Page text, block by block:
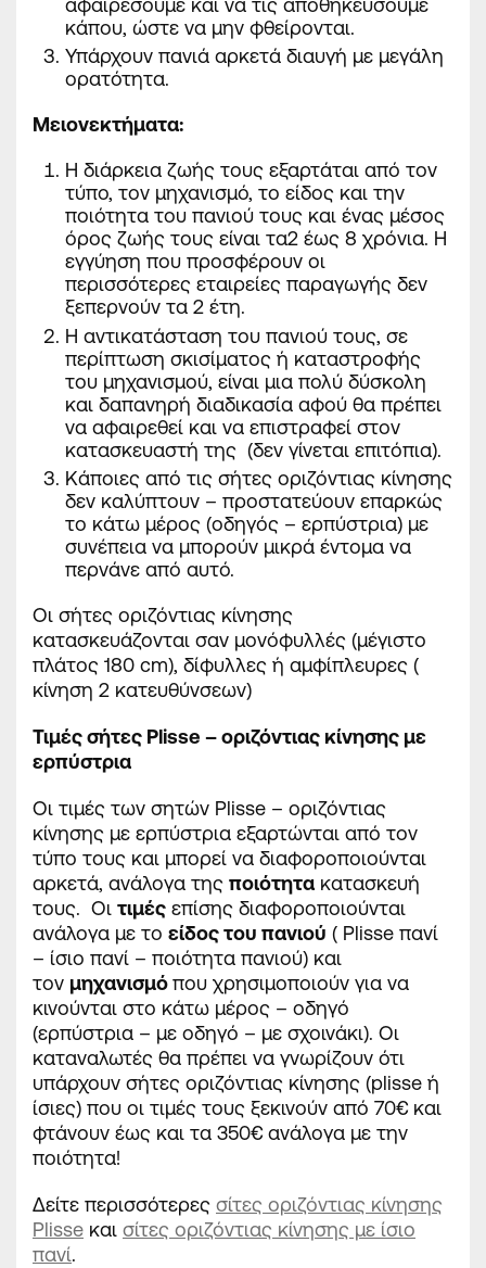
αφαιρέσουμε και να τις αποθηκεύσουμε
κάπου, ώστε να μην φθείρονται.
Υπάρχουν πανιά αρκετά διαυγή με μεγάλη
ορατότητα.
Μειονεκτήματα:
Η διάρκεια ζωής τους εξαρτάται από τον
τύπο, τον μηχανισμό, το είδος και την
ποιότητα του πανιού τους και ένας μέσος
όρος ζωής τους είναι τα2 έως 8 χρόνια. Η
εγγύηση που προσφέρουν οι
περισσότερες εταιρείες παραγωγής δεν
ξεπερνούν τα 2 έτη.
Η αντικατάσταση του πανιού τους, σε
περίπτωση σκισίματος ή καταστροφής
του μηχανισμού, είναι μια πολύ δύσκολη
και δαπανηρή διαδικασία αφού θα πρέπει
να αφαιρεθεί και να επιστραφεί στον
κατασκευαστή της (δεν γίνεται επιτόπια).
Κάποιες από τις σήτες οριζόντιας κίνησης
δεν καλύπτουν – προστατεύουν επαρκώς
το κάτω μέρος (οδηγός – ερπύστρια) με
συνέπεια να μπορούν μικρά έντομα να
περνάνε από αυτό.
Οι σήτες οριζόντιας κίνησης
κατασκευάζονται σαν μονόφυλλές (μέγιστο
πλάτος 180 cm), δίφυλλες ή αμφίπλευρες (
κίνηση 2 κατευθύνσεων)
Τιμές σήτες Plisse – οριζόντιας κίνησης με
ερπύστρια
Οι τιμές των σητών Plisse – οριζόντιας
κίνησης με ερπύστρια εξαρτώνται από τον
τύπο τους και μπορεί να διαφοροποιούνται
αρκετά, ανάλογα της ποιότητα κατασκευή
τους. Oι τιμές επίσης διαφοροποιούνται
ανάλογα με το είδος του πανιού ( Plisse πανί
– ίσιο πανί – ποιότητα πανιού) και
τον μηχανισμόπου χρησιμοποιούν για να
κινούνται στο κάτω μέρος – οδηγό
(ερπύστρια – με οδηγό – με σχοινάκι). Οι
καταναλωτές θα πρέπει να γνωρίζουν ότι
υπάρχουν σήτες οριζόντιας κίνησης (plisse ή
ίσιες) που οι τιμές τους ξεκινούν από 70€ και
φτάνουν έως και τα 350€ ανάλογα με την
ποιότητα!
Δείτε περισσότερες σίτες οριζόντιας κίνησης
Plisse και σίτες οριζόντιας κίνησης με ίσιο
πανί.